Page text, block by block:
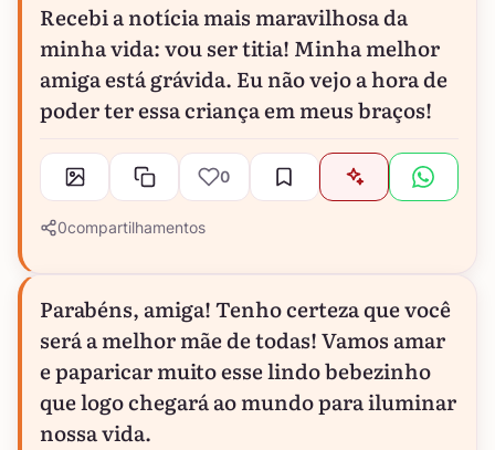
Recebi a notícia mais maravilhosa da
minha vida: vou ser titia! Minha melhor
amiga está grávida. Eu não vejo a hora de
poder ter essa criança em meus braços!
0
0compartilhamentos
Parabéns, amiga! Tenho certeza que você
será a melhor mãe de todas! Vamos amar
e paparicar muito esse lindo bebezinho
que logo chegará ao mundo para iluminar
nossa vida.